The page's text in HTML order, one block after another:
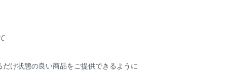
け状態の良い商品をご提供できるように